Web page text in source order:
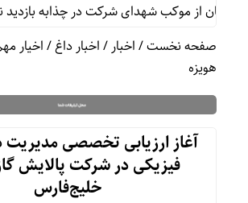
از موکب شهدای شرکت در چذابه بازدید نمود
صفحه نخست/اخبار/اخبار داغ/اخیار
هویزه
آغاز ارزیابی تخصصی مدیریت
فیزیکی در شرکت پالایش
خلیج‌فارس